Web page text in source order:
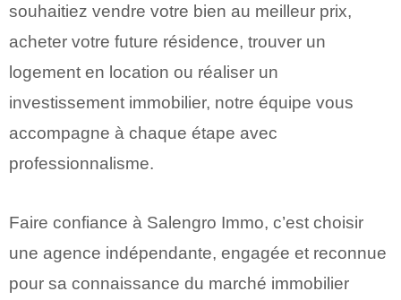
souhaitiez vendre votre bien au meilleur prix,
acheter votre future résidence, trouver un
logement en location ou réaliser un
investissement immobilier, notre équipe vous
accompagne à chaque étape avec
professionnalisme.
Faire confiance à Salengro Immo, c’est choisir
une agence indépendante, engagée et reconnue
pour sa connaissance du marché immobilier